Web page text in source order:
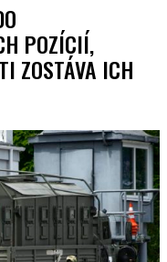
POZÍCIÍ,
ZOSTÁVA ICH